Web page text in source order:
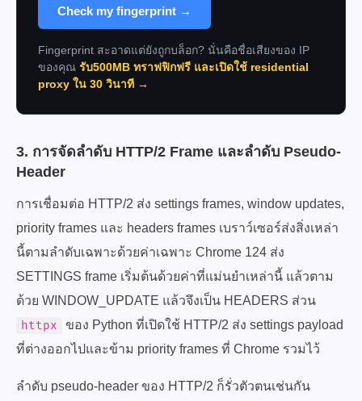
Check my fingerprint →
Fingerprint สะอาดแต่ยังถูกบล็อก? นั่นคือชื่อเสียงของ IP
ของคุณ รับ500MB ทราฟฟิกฟรี และเปิดใช้ residential
proxy ใน 30 วินาที →
3. การจัดลำดับ HTTP/2 Frame และลำดับ Pseudo-
Header
การเชื่อมต่อ HTTP/2 ส่ง settings frames, window updates,
priority frames และ headers frames เบราว์เซอร์ส่งสิ่งเหล่า
นี้ตามลำดับเฉพาะด้วยค่าเฉพาะ Chrome 124 ส่ง
SETTINGS frame เริ่มต้นด้วยค่าที่แม่นยำเหล่านี้ แล้วตาม
ด้วย WINDOW_UPDATE แล้วจึงเป็น HEADERS ส่วน
httpx
ของ Python ที่เปิดใช้ HTTP/2 ส่ง settings payload
ที่ต่างออกไปและข้าม priority frames ที่ Chrome รวมไว้
ลำดับ pseudo-header ของ HTTP/2 ก็รั่วตัวตนเช่นกัน